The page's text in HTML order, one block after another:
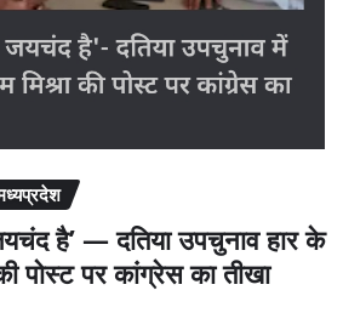
जयचंद है’ — दतिया उपचुनाव हार के
पोस्ट पर कांग्रेस का तीखा